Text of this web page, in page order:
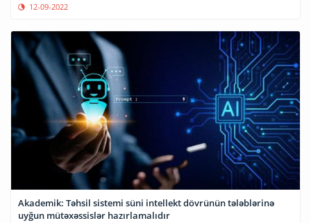
12-09-2022
Akademik: Təhsil sistemi süni intellekt dövrünün tələblərinə
uyğun mütəxəssislər hazırlamalıdır